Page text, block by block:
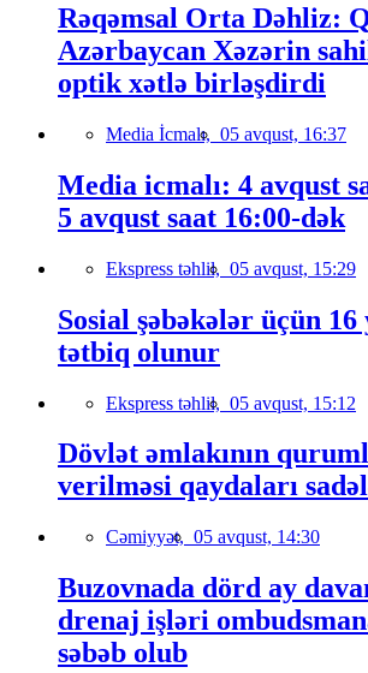
Rəqəmsal Orta Dəhliz:
Azərbaycan Xəzərin
optik xətlə birləşdirdi
Media İcmalı, 05 avqust, 16:37
Media icmalı: 4 avqust
5 avqust saat 16:00-dək
Ekspress təhlil, 05 avqust, 15:29
Sosial şəbəkələr üçün 16
tətbiq olunur
Ekspress təhlil, 05 avqust, 15:12
Dövlət əmlakının
verilməsi qaydaları
Cəmiyyət, 05 avqust, 14:30
Buzovnada dörd ay
drenaj işləri
səbəb olub